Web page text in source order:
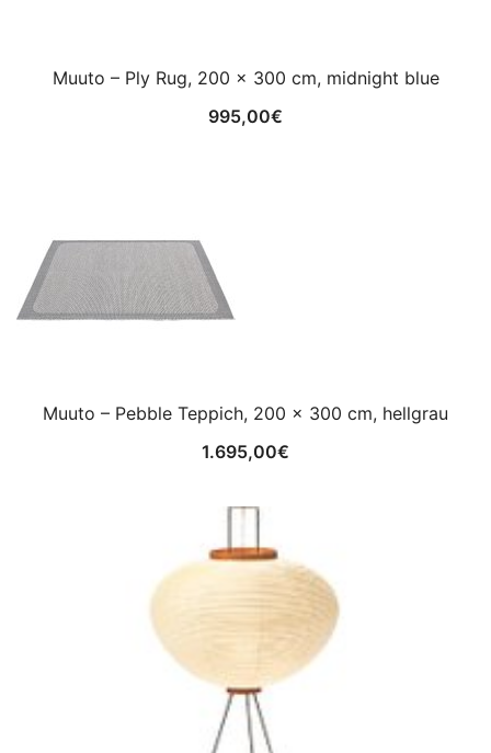
Muuto – Ply Rug, 200 x 300 cm, midnight blue
995,00€
Muuto – Pebble Teppich, 200 x 300 cm, hellgrau
1.695,00€